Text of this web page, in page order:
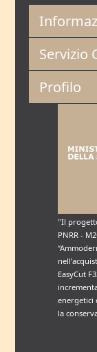
Servizio
Profilo
"Il
PNRR -
EasyCut
energetici
la